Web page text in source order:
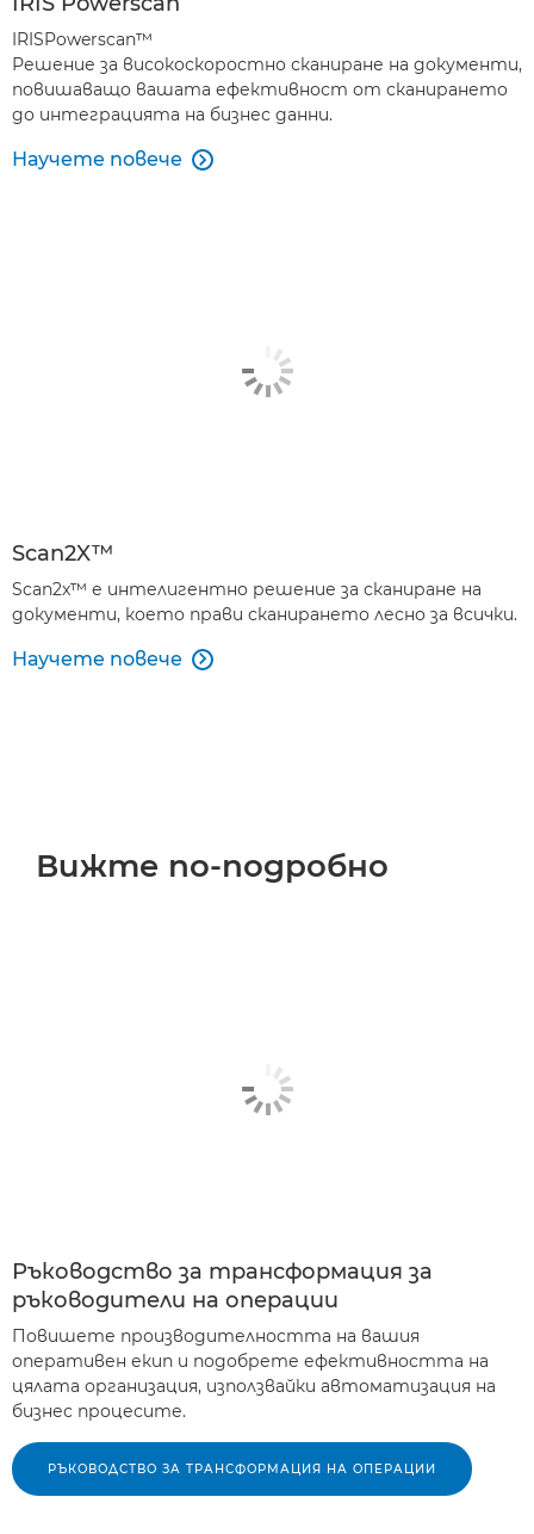
IRISPowerscan™
Решение за високоскоростно сканиране на документи,
повишаващо вашата ефективност от сканирането
до интеграцията на бизнес данни.
Научете повече 
Scan2X™
Scan2x™ е интелигентно решение за сканиране на
документи, което прави сканирането лесно за всички.
Научете повече 
Вижте по-подробно
Ръководство за трансформация за
ръководители на операции
Повишете производителността на вашия
оперативен екип и подобрете ефективността на
цялата организация, използвайки автоматизация на
бизнес процесите.
РЪКОВОДСТВО ЗА ТРАНСФОРМАЦИЯ НА ОПЕРАЦИИ